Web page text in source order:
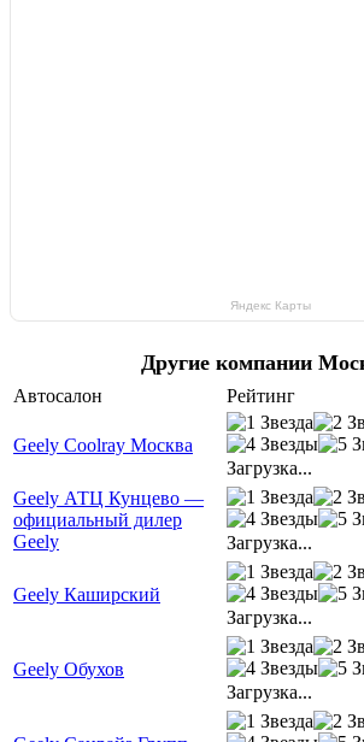
Яндекс Карты
Другие компании
Автосалон Рейтинг
Geely Coolray Москва
Загрузка...
Geely АТЦ Кунцево —
официальный дилер
Geely
Загрузка...
Geely Каширский
Загрузка...
Geely Обухов
Загрузка...